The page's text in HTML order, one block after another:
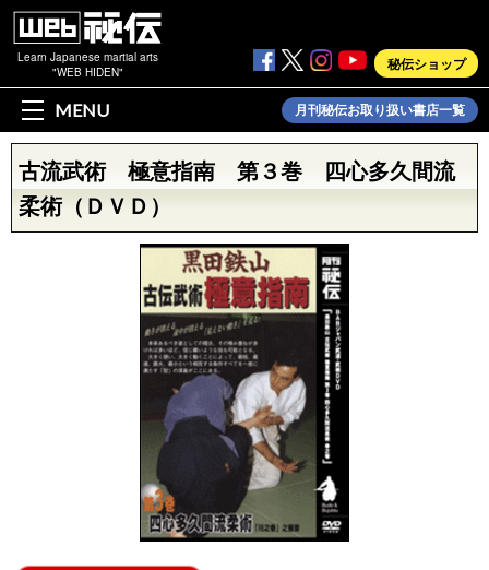
Learn Japanese martial arts
"WEB HIDEN"
秘伝ショップ
MENU 月刊秘伝お取り扱い書店一覧
古流武術 極意指南 第３巻 四心多久間流
柔術（ＤＶＤ）